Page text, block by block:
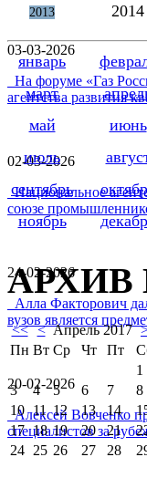
03-03-2026
На форуме «Газ
агентства
02-03-2026
Национальное
союзе
24-02-2026
Алла Факторович
вузов является
20-02-2026
Алексей Вовченко
специалистов за
2013 2014
январь
март
май
июнь
июль
сентябрь
ноябрь
<< < Апрель 2017
Пн Вт Ср Чт Пт
1
3
4 5 6 7 8
10 11 12 13 14
17 18 19 20 21
24 25 26 27 28